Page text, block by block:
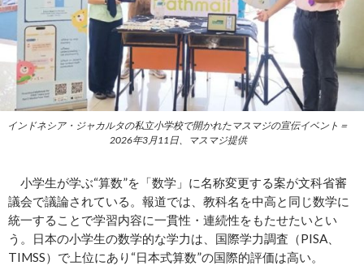
インドネシア・ジャカルタの私立小学校で開かれたマスマジの宣伝イベント＝
2026年3月11日、マスマジ提供
小学生が学ぶ“算数”を「数学」に名称変更する案が文科省審
議会で議論されている。報道では、教科名を中高と同じ数学に
統一することで学習内容に一貫性・連続性をもたせたいとい
う。日本の小学生の数学的な学力は、国際学力調査（PISA、
TIMSS）で上位にあり“日本式算数”の国際的評価は高い。